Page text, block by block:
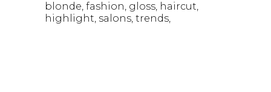
blonde fashion gloss haircut
highlight salons trends